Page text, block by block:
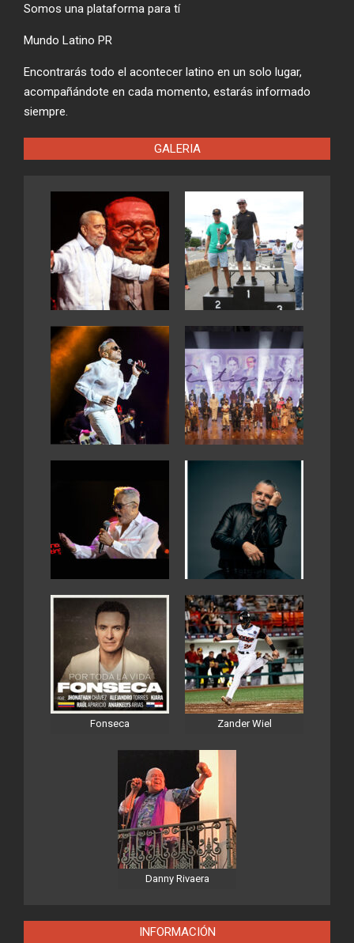
Somos una plataforma para tí
Mundo Latino PR
Encontrarás todo el acontecer latino en un solo lugar,
acompañándote en cada momento, estarás informado
siempre.
GALERIA
Fonseca Zander Wiel
Danny Rivaera
INFORMACIÓN